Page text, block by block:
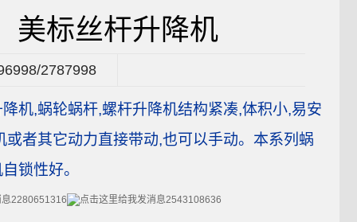
美标丝杆升降机
2787998
机,蜗轮蜗杆,螺杆升降机结构紧凑,体积小,易安
或者其它动力直接带动,也可以手动。本系列蜗
锁性好。
2280651316 2543108636